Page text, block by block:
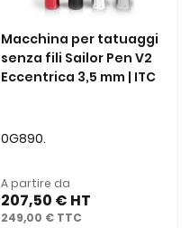
Macchina per tatuaggi
senza fili Sailor Pen V2
Eccentrica 3,5 mm | ITC
0G890.
A partire da
207,50 €
249,00 €